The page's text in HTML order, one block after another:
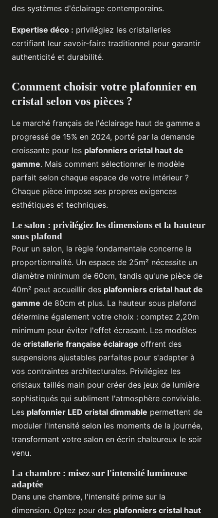
des systèmes d'éclairage contemporains.
Expertise déco : privilégiez les cristalleries
certifiant leur savoir-faire traditionnel pour garantir
authenticité et durabilité.
Comment choisir votre plafonnier en
cristal selon vos pièces ?
Le marché français de l'éclairage haut de gamme a
progressé de 15% en 2024, porté par la demande
croissante pour les plafonniers cristal haut de
gamme. Mais comment sélectionner le modèle
parfait selon chaque espace de votre intérieur ?
Chaque pièce impose ses propres exigences
esthétiques et techniques.
Le salon : privilégiez les dimensions et la hauteur
sous plafond
Pour un salon, la règle fondamentale concerne la
proportionnalité. Un espace de 25m² nécessite un
diamètre minimum de 60cm, tandis qu'une pièce de
40m² peut accueillir des plafonniers cristal haut de
gamme de 80cm et plus. La hauteur sous plafond
détermine également votre choix : comptez 2,20m
minimum pour éviter l'effet écrasant. Les modèles
de cristallerie française éclairage offrent des
suspensions ajustables parfaites pour s'adapter à
vos contraintes architecturales. Privilégiez les
cristaux taillés main pour créer des jeux de lumière
sophistiqués qui subliment l'atmosphère conviviale.
Les plafonnier LED cristal dimmable permettent de
moduler l'intensité selon les moments de la journée,
transformant votre salon en écrin chaleureux le soir
venu.
La chambre : misez sur l'intensité lumineuse
adaptée
Dans une chambre, l'intensité prime sur la
dimension. Optez pour des plafonniers cristal haut